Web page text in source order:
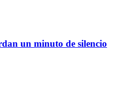
un minuto de silencio